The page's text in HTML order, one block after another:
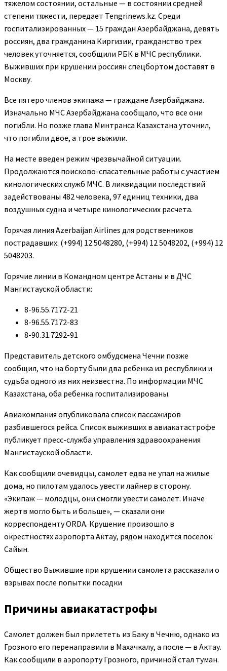
тяжелом состоянии, остальные — в состоянии средней
степени тяжести, передает Tengrinews.kz. Среди
госпитализированных — 15 граждан Азербайджана, девять
россиян, два гражданина Киргизии, гражданство трех
человек уточняется, сообщили РБК в МЧС республики.
Выживших при крушении россиян спецбортом доставят в
Москву.
Все пятеро членов экипажа — граждане Азербайджана.
Изначально МЧС Азербайджана сообщало, что все они
погибли. Но позже глава Минтранса Казахстана уточнил,
что погибли двое, а трое выжили.
На месте введен режим чрезвычайной ситуации.
Продолжаются поисково-спасательные работы с участием
кинологических служб МЧС. В ликвидации последствий
задействованы 482 человека, 97 единиц техники, два
воздушных судна и четыре кинологических расчета.
Горячая линия Azerbaijan Airlines для родственников
пострадавших: (+994) 12 5048280, (+994) 12 5048202, (+994) 12
5048203.
Горячие линии в Командном центре Астаны и в ДЧС
Мангистауской области:
8-96.55.7172-21
8-96.55.7172-83
8-90.31.7292-91
Представитель детского омбудсмена Чечни позже
сообщил, что на борту были два ребенка из республики и
судьба одного из них неизвестна. По информации МЧС
Казахстана, оба ребенка госпитализированы.
Авиакомпания опубликовала список пассажиров
разбившегося рейса. Список выживших в авиакатастрофе
публикует пресс-служба управления здравоохранения
Мангистауской области.
Как сообщили очевидцы, самолет едва не упал на жилые
дома, но пилотам удалось увести лайнер в сторону.
«Экипаж — молодцы, они смогли увести самолет. Иначе
жертв могло быть и больше», — сказали они
корреспонденту ORDA. Крушение произошло в
окрестностях аэропорта Актау, рядом находится поселок
Сайын.
Общество Выжившие при крушении самолета рассказали о
взрывах после попытки посадки
Причины авиакатастрофы
Самолет должен был прилететь из Баку в Чечню, однако из
Грозного его перенаправили в Махачкалу, а после — в Актау.
Как сообщили в аэропорту Грозного, причиной стал туман.